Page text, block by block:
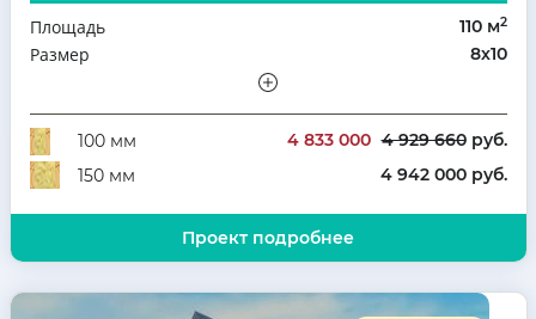
Площадь 110 м2
Размер 8х10
Количество комнат
3
100 мм
4 833 000 4 929 660руб.
150 мм
4 942 000 руб.
Проект подробнее